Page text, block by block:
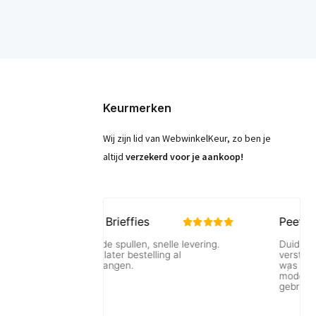
Keurmerken
Wij zijn lid van WebwinkelKeur, zo ben je
altijd verzekerd voor je aankoop!